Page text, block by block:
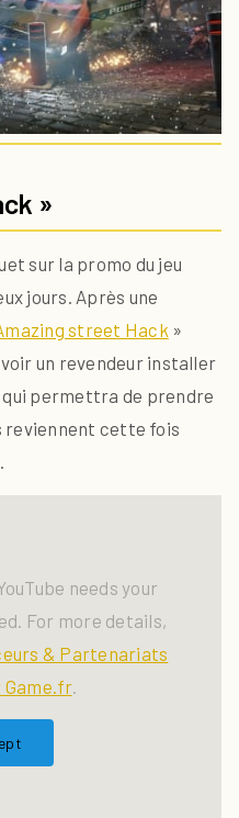
»
sur la promo du jeu
jours. Après une
street Hack »
un revendeur installer
permettra de prendre
reviennent cette fois
needs your
For more details,
& Partenariats
Game.fr.